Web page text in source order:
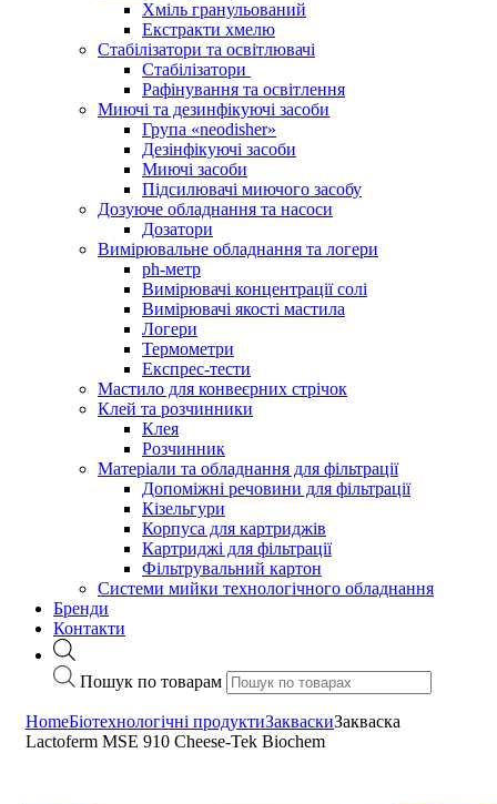
Хміль гранульований
Екстракти хмелю
Стабілізатори та освітлювачі
Стабілізатори
Рафінування та освітлення
Миючі та дезинфікуючі засоби
Група «neodisher»
Дезінфікуючі засоби
Миючі засоби
Підсилювачі миючого засобу
Дозуюче обладнання та насоси
Дозатори
Вимірювальне обладнання та логери
ph-метр
Вимірювачі концентрації солі
Вимірювачі якості мастила
Логери
Термометри
Експрес-тести
Мастило для конвеєрних стрічок
Клей та розчинники
Клея
Розчинник
Матеріали та обладнання для фільтрації
Допоміжні речовини для фільтрації
Кізельгури
Корпуса для картриджів
Картриджі для фільтрації
Фільтрувальний картон
Системи мийки технологічного обладнання
Бренди
Контакти
Пошук по товарам
HomeБіотехнологічні продуктиЗакваскиЗакваска
Lactoferm MSE 910 Cheese-Tek Biochem